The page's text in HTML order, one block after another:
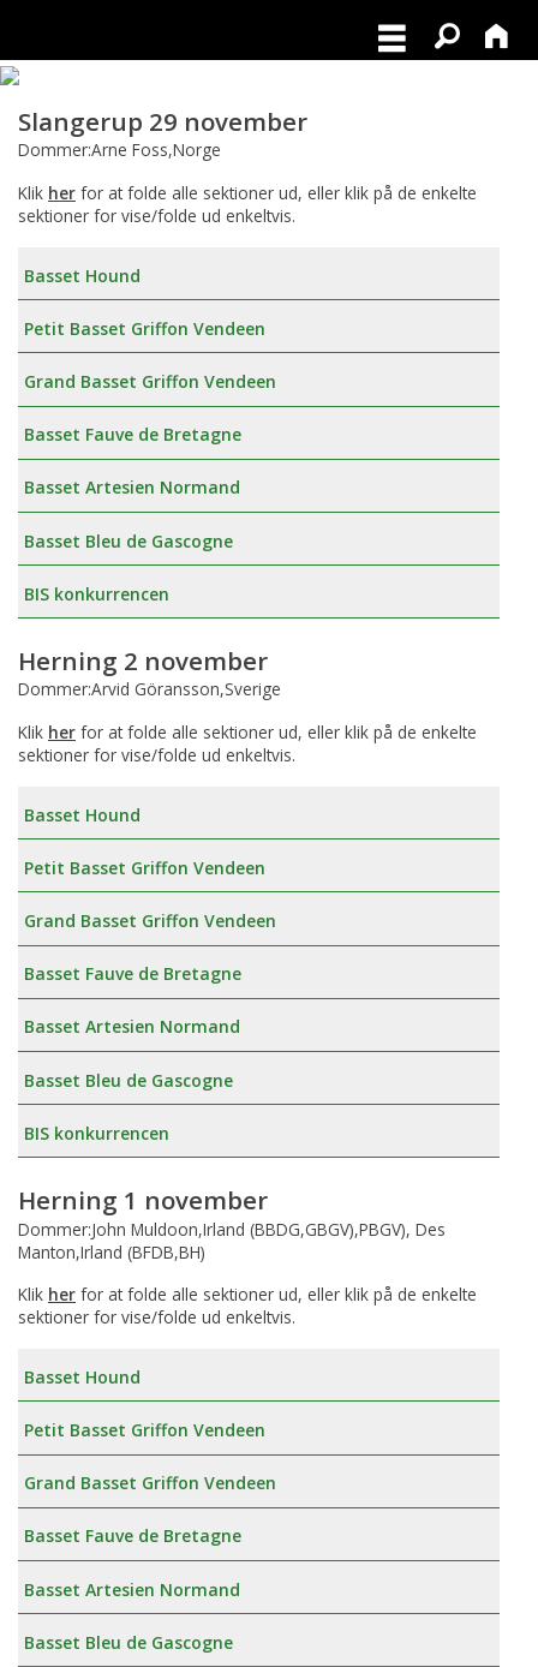
Slangerup 29 november
Dommer:Arne Foss,Norge
Klik her for at folde alle sektioner ud, eller klik på de enkelte
sektioner for vise/folde ud enkeltvis.
Basset Hound
Petit Basset Griffon Vendeen
Grand Basset Griffon Vendeen
Basset Fauve de Bretagne
Basset Artesien Normand
Basset Bleu de Gascogne
BIS konkurrencen
Herning 2 november
Dommer:Arvid Göransson,Sverige
Klik her for at folde alle sektioner ud, eller klik på de enkelte
sektioner for vise/folde ud enkeltvis.
Basset Hound
Petit Basset Griffon Vendeen
Grand Basset Griffon Vendeen
Basset Fauve de Bretagne
Basset Artesien Normand
Basset Bleu de Gascogne
BIS konkurrencen
Herning 1 november
Dommer:John Muldoon,Irland (BBDG,GBGV),PBGV), Des
Manton,Irland (BFDB,BH)
Klik her for at folde alle sektioner ud, eller klik på de enkelte
sektioner for vise/folde ud enkeltvis.
Basset Hound
Petit Basset Griffon Vendeen
Grand Basset Griffon Vendeen
Basset Fauve de Bretagne
Basset Artesien Normand
Basset Bleu de Gascogne